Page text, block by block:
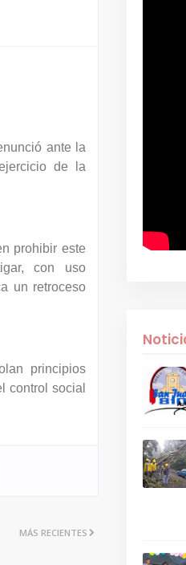
ante la
de la
prohibir este
con uso
un retroceso
principios
control social
MÁS RECIENTES